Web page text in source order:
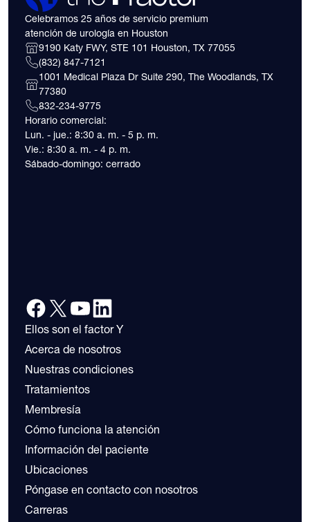
Celebramos 25 años de servicio premium
atención de urología en Houston
9190 Katy FWY, STE 101 Houston, TX 77055
(832) 847-7121
1001 Medical Plaza Dr Suite 290, The Woodlands, TX
77380
832-234-9775
Horario comercial:
Lun. - jue.: 8:30 a. m. - 5 p. m.
Vie.: 8:30 a. m. - 4 p. m.
Sábado-domingo: cerrado
Ellos son el factor Y
Acerca de nosotros
Nuestras condiciones
Tratamientos
Membresía
Cómo funciona la atención
Información del paciente
Ubicaciones
Póngase en contacto con nosotros
Carreras